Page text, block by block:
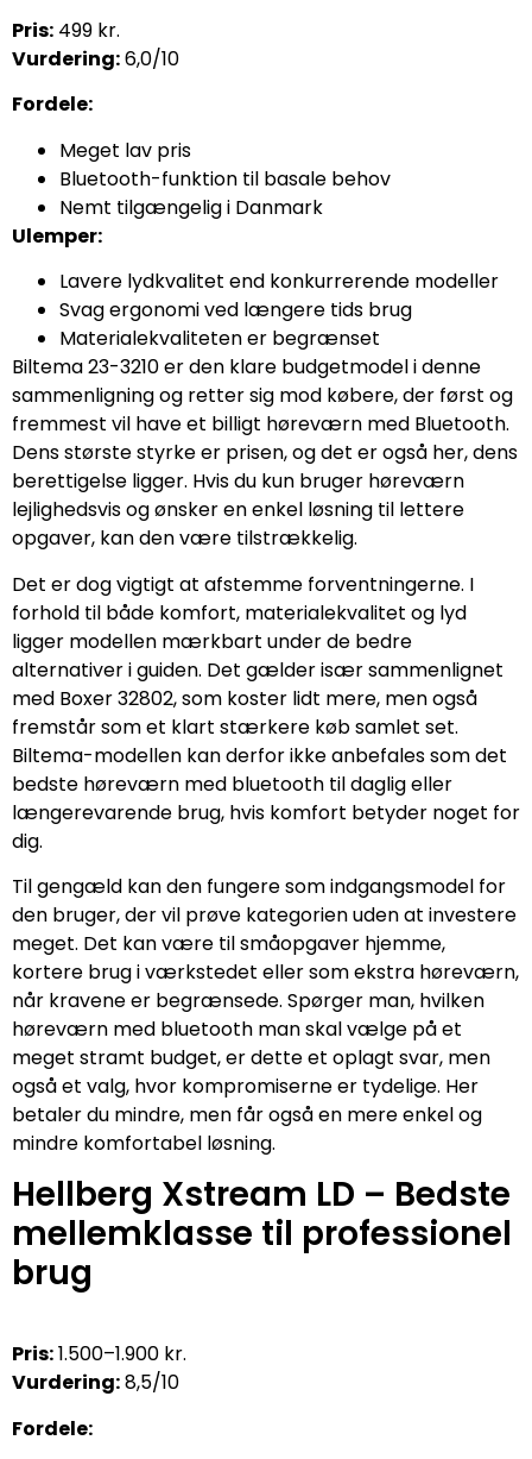
Pris: 499 kr.
Vurdering:6,0/10
Fordele:
Meget lav pris
Bluetooth-funktion til basale behov
Nemt tilgængelig i Danmark
Ulemper:
Lavere lydkvalitet end konkurrerende modeller
Svag ergonomi ved længere tids brug
Materialekvaliteten er begrænset
Biltema 23-3210 er den klare budgetmodel i denne
sammenligning og retter sig mod købere, der først og
fremmest vil have et billigt høreværn med Bluetooth.
Dens største styrke er prisen, og det er også her, dens
berettigelse ligger. Hvis du kun bruger høreværn
lejlighedsvis og ønsker en enkel løsning til lettere
opgaver, kan den være tilstrækkelig.
Det er dog vigtigt at afstemme forventningerne. I
forhold til både komfort, materialekvalitet og lyd
ligger modellen mærkbart under de bedre
alternativer i guiden. Det gælder især sammenlignet
med Boxer 32802, som koster lidt mere, men også
fremstår som et klart stærkere køb samlet set.
Biltema-modellen kan derfor ikke anbefales som det
bedste høreværn med bluetooth til daglig eller
længerevarende brug, hvis komfort betyder noget for
dig.
Til gengæld kan den fungere som indgangsmodel for
den bruger, der vil prøve kategorien uden at investere
meget. Det kan være til småopgaver hjemme,
kortere brug i værkstedet eller som ekstra høreværn,
når kravene er begrænsede. Spørger man, hvilken
høreværn med bluetooth man skal vælge på et
meget stramt budget, er dette et oplagt svar, men
også et valg, hvor kompromiserne er tydelige. Her
betaler du mindre, men får også en mere enkel og
mindre komfortabel løsning.
Hellberg Xstream LD – Bedste
mellemklasse til professionel
brug
Pris:1.500–1.900 kr.
Vurdering:8,5/10
Fordele: